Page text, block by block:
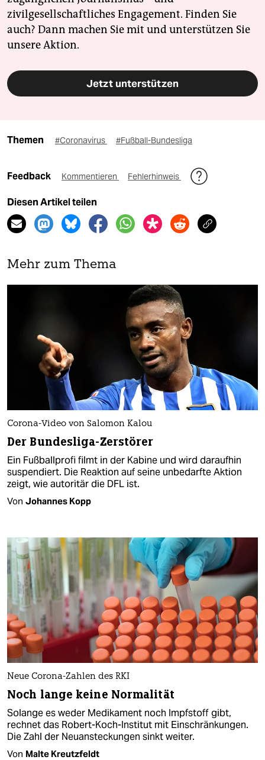
zivilgesellschaftliches Engagement. Finden Sie
auch? Dann machen Sie mit und unterstützen Sie
unsere Aktion.
Jetzt unterstützen
Themen #Coronavirus #Fußball-Bundesliga
Feedback Kommentieren Fehlerhinweis
Diesen Artikel teilen
Mehr zum Thema
Corona-Video von Salomon Kalou
Der Bundesliga-Zerstörer
Ein Fußballprofi filmt in der Kabine und wird daraufhin
suspendiert. Die Reaktion auf seine unbedarfte Aktion
zeigt, wie autoritär die DFL ist.
Von Johannes Kopp
Neue Corona-Zahlen des RKI
Noch lange keine Normalität
Solange es weder Medikament noch Impfstoff gibt,
rechnet das Robert-Koch-Institut mit Einschränkungen.
Die Zahl der Neuansteckungen sinkt weiter.
Von Malte Kreutzfeldt